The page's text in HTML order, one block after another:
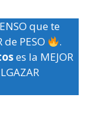
que te
de PESO
.
es la MEJOR